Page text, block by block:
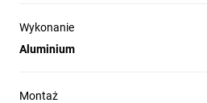
Wykonanie
Aluminium
Montaż